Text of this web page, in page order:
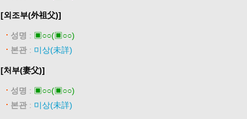
[외조부(外祖父)]
성명 : ▣○○(▣○○)
본관: 미상(未詳)
[처부(妻父)]
성명 : ▣○○(▣○○)
본관: 미상(未詳)